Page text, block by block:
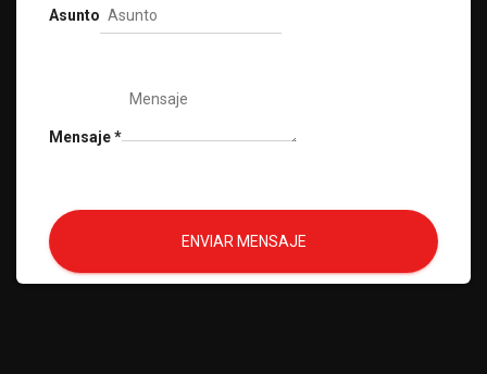
Asunto
Mensaje*
ENVIAR MENSAJE